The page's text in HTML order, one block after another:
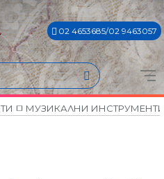
02 4653685/02 9463057
МУЗИКАЛНИ